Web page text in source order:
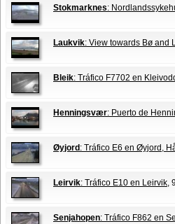
Stokmarknes:
Laukvik: View towards Bø and
Bleik: Tráfico F7702 en
Henningsvær: Puerto de
Øyjord : Tráfico E6 en Øyjord,
Leirvik: Tráfico E10 en Leirvik,
Senjahopen: Tráfico F862 en